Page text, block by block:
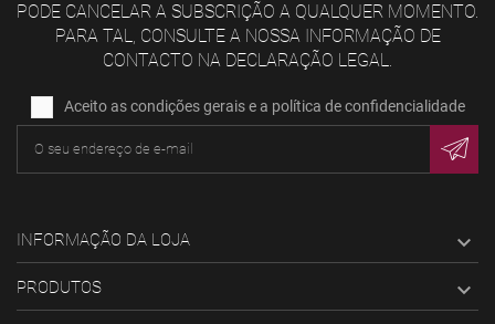
PODE CANCELAR A SUBSCRIÇÃO A QUALQUER MOMENTO.
PARA TAL, CONSULTE A NOSSA INFORMAÇÃO DE
CONTACTO NA DECLARAÇÃO LEGAL.
Aceito as condições gerais e a política de confidencialidade
INFORMAÇÃO DA LOJA 
PRODUTOS 